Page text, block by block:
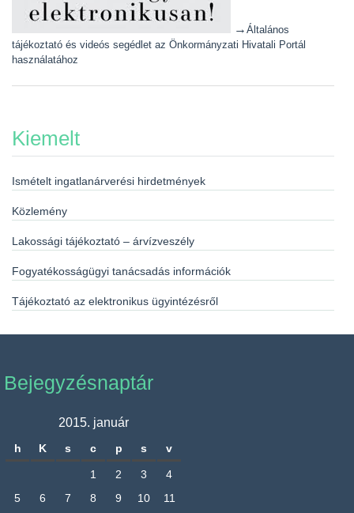
→ Általános
tájékoztató és videós segédlet az Önkormányzati Hivatali Portál
használatához
Kiemelt
Ismételt ingatlanárverési hirdetmények
Közlemény
Lakossági tájékoztató – árvízveszély
Fogyatékosságügyi tanácsadás információk
Tájékoztató az elektronikus ügyintézésről
Bejegyzésnaptár
2015. január
h K s c p s v
1 2 3
4
5
6 7 8 9 10
11